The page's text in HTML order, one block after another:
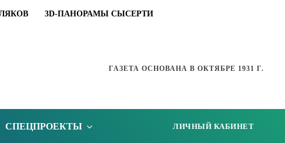
3D-ПАНОРАМЫ СЫСЕРТИ
ГАЗЕТА ОСНОВАНА В ОКТЯБРЕ 1931 Г.
СПЕЦПРОЕКТЫ ЛИЧНЫЙ КАБИНЕТ